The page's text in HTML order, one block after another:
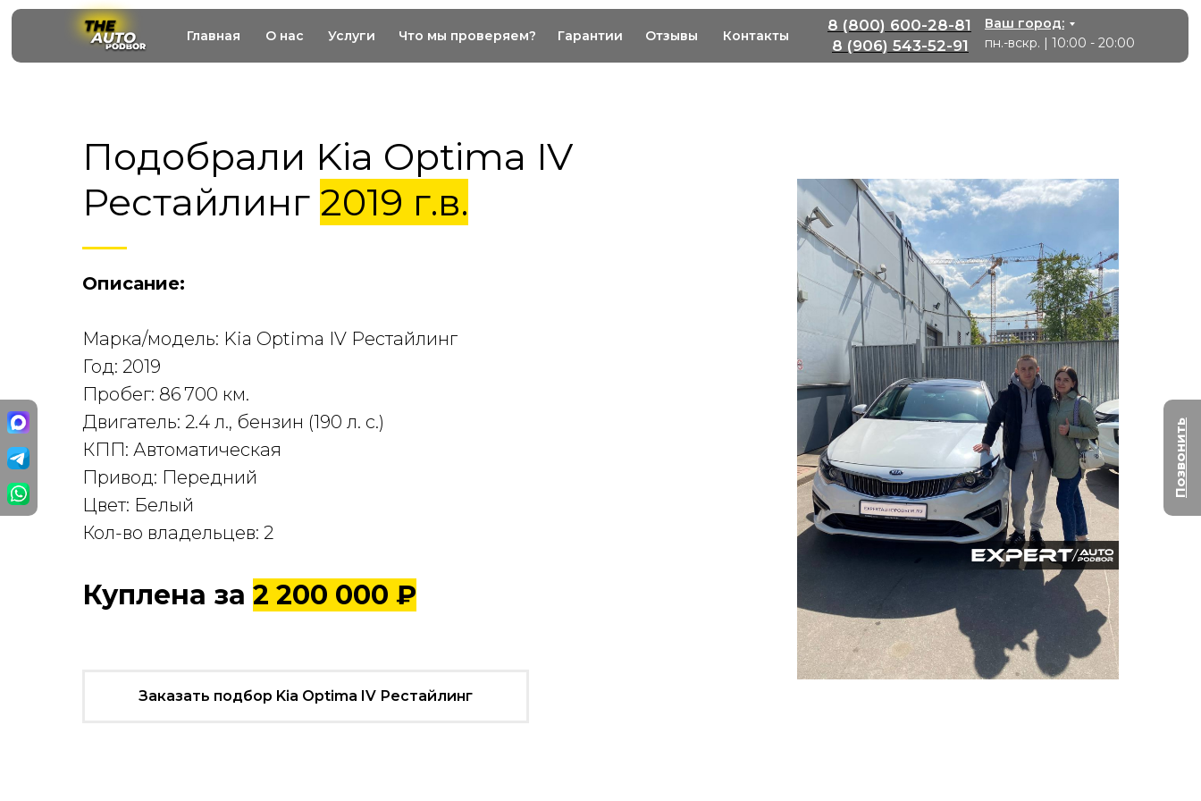
8 (800) 600-28-81
8 (906) 543-52-91
пн.-вскр. | 10:00 - 20:00
Главная О нас Услуги Что мы проверяем? Гарантии Отзывы Контакты
Ваш город:
Подобрали Kia Optima IV
Рестайлинг 2019 г.в.
Описание:
Марка/модель: Kia Optima IV Рестайлинг
Год: 2019
Пробег: 86 700 км.
Двигатель: 2.4 л., бензин (190 л. с.)
КПП: Автоматическая
Привод: Передний
Цвет: Белый
Кол-во владельцев: 2
Куплена за 2 200 000 ₽
Заказать подбор Kia Optima IV Рестайлинг
Позвонить